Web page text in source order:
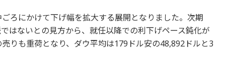
ろにかけて下げ幅を拡大する展開となりました。次期
はないとの見方から、就任以降での利下げペース鈍化が
りも重荷となり、ダウ平均は179ドル安の48,892ドルと3